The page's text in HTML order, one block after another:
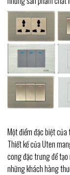
Một điểm đặc biệt
Thiết kế của Uten
cong đặc trưng để
những khách hàng